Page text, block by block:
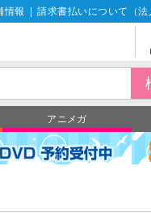
情報 請求書払いについて（法
アニメガ